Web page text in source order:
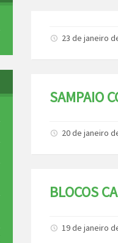
23 de janeiro
SAMPAIO
20 de janeiro
BLOCOS
19 de janeiro